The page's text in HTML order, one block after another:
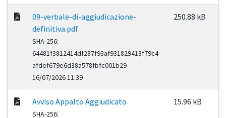
09-verbale-di-aggiudicazione-
definitiva.pdf
SHA-256:
64481f3812414df287f93af931829413f79c4
afdef679e6d38a578fbfc001b29
16/07/2026 11:39
250.88 kB
Avviso Appalto Aggiudicato
SHA-256:
15.96 kB